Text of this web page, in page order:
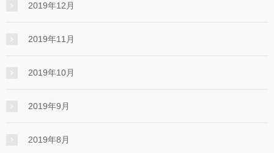
2019年12月
2019年11月
2019年10月
2019年9月
2019年8月